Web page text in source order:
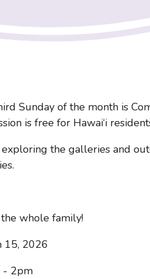
Sunday of the month is
is free for Hawai‘i
exploring the galleries and
whole family!
15, 2026
- 2pm